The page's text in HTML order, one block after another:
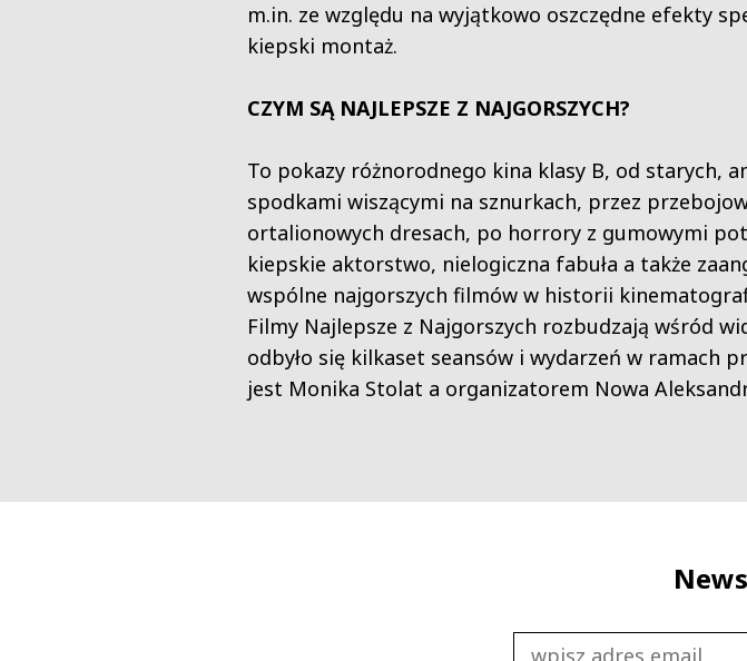
m.in. ze względu na wyjątkowo oszczędne efekty
kiepski montaż.
CZYM SĄ NAJLEPSZE Z NAJGORSZYCH?
To pokazy różnorodnego kina klasy B, od starych,
spodkami wiszącymi na sznurkach, przez
ortalionowych dresach, po horrory z gumowymi
kiepskie aktorstwo, nielogiczna fabuła a także
wspólne najgorszych filmów w historii
Filmy Najlepsze z Najgorszych rozbudzają wśród
odbyło się kilkaset seansów i wydarzeń w ramach
jest Monika Stolat a organizatorem Nowa